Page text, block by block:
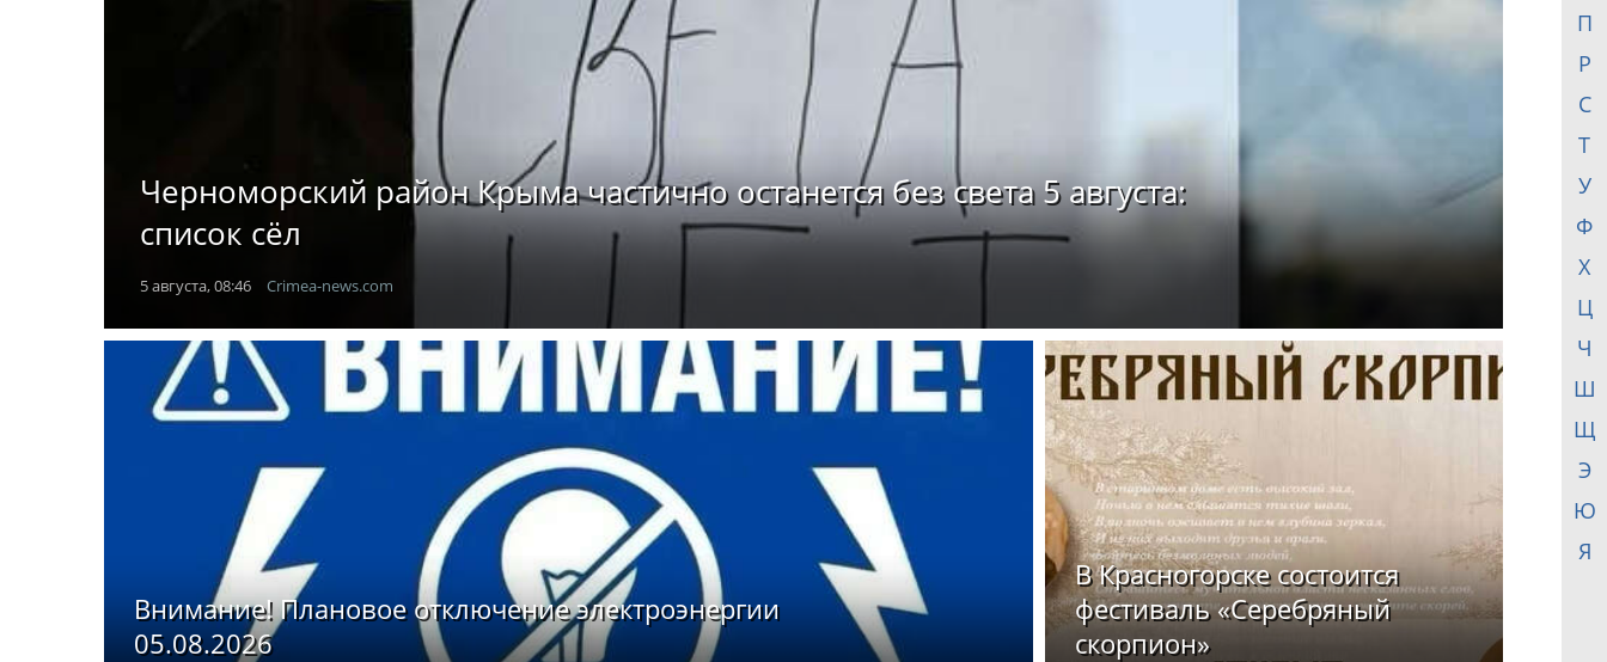
П
Р
С
Т
У
Ф
Х
Ц
Ч
Ш
Щ
Э
Ю
Я
Черноморский район Крыма частично останется без света 5 августа:
список сёл
5 августа, 08:46 Crimea-news.com
Внимание! Плановое отключение электроэнергии
05.08.2026
В Красногорске состоится
фестиваль «Серебряный
скорпион»